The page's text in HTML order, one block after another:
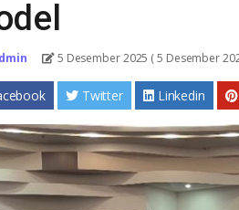
5 Desember 2025 ( 5 Desember
Twitter Linkedin